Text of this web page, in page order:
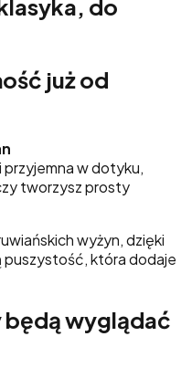
do
już od
przyjemna w dotyku,
tworzysz prosty
wyżyn, dzięki
puszystość, która dodaje
będą wyglądać